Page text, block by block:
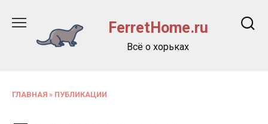
содержанию
FerretHome.ru
Всё о хорьках
ГЛАВНАЯ » ПУБЛИКАЦИИ